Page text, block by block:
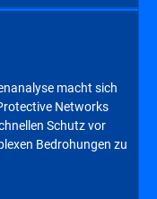
macht sich
Networks
Schutz vor
Bedrohungen zu